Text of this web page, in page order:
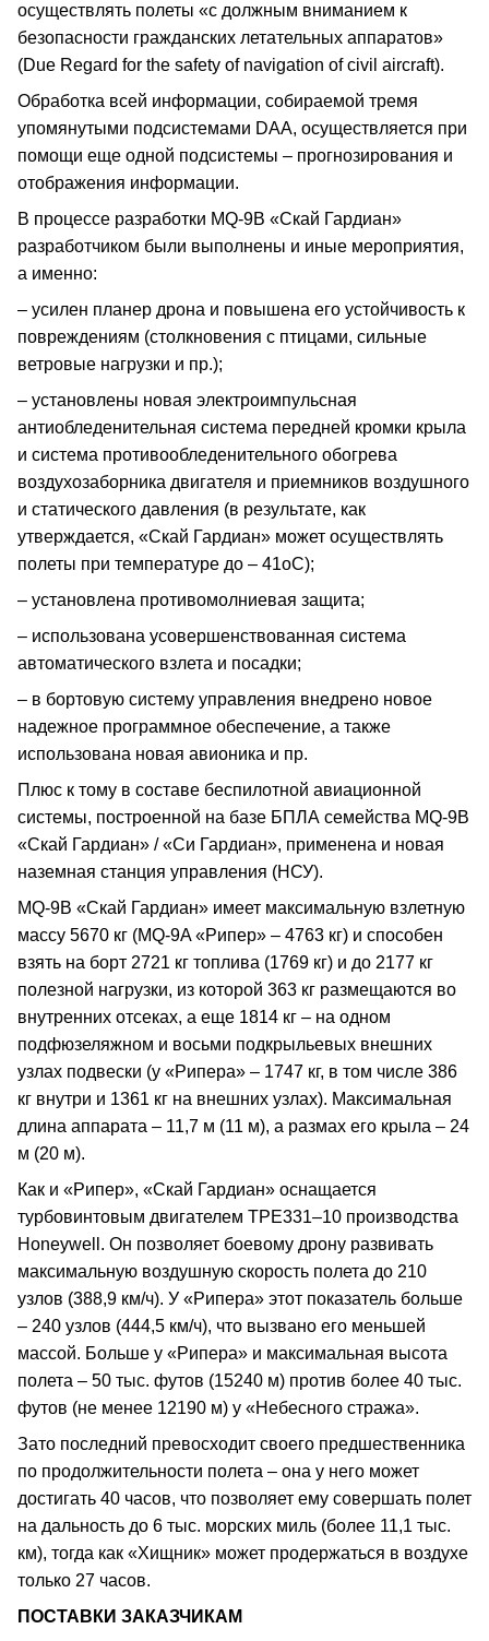
осуществлять полеты «с должным вниманием к
безопасности гражданских летательных аппаратов»
(Due Regard for the safety of navigation of civil aircraft).
Обработка всей информации, собираемой тремя
упомянутыми подсистемами DAA, осуществляется при
помощи еще одной подсистемы – прогнозирования и
отображения информации.
В процессе разработки MQ-9B «Скай Гардиан»
разработчиком были выполнены и иные мероприятия,
а именно:
– усилен планер дрона и повышена его устойчивость к
повреждениям (столкновения с птицами, сильные
ветровые нагрузки и пр.);
– установлены новая электроимпульсная
антиобледенительная система передней кромки крыла
и система противообледенительного обогрева
воздухозаборника двигателя и приемников воздушного
и статического давления (в результате, как
утверждается, «Скай Гардиан» может осуществлять
полеты при температуре до – 41оС);
– установлена противомолниевая защита;
– использована усовершенствованная система
автоматического взлета и посадки;
– в бортовую систему управления внедрено новое
надежное программное обеспечение, а также
использована новая авионика и пр.
Плюс к тому в составе беспилотной авиационной
системы, построенной на базе БПЛА семейства MQ-9B
«Скай Гардиан» / «Си Гардиан», применена и новая
наземная станция управления (НСУ).
MQ-9B «Скай Гардиан» имеет максимальную взлетную
массу 5670 кг (MQ-9A «Рипер» – 4763 кг) и способен
взять на борт 2721 кг топлива (1769 кг) и до 2177 кг
полезной нагрузки, из которой 363 кг размещаются во
внутренних отсеках, а еще 1814 кг – на одном
подфюзеляжном и восьми подкрыльевых внешних
узлах подвески (у «Рипера» – 1747 кг, в том числе 386
кг внутри и 1361 кг на внешних узлах). Максимальная
длина аппарата – 11,7 м (11 м), а размах его крыла – 24
м (20 м).
Как и «Рипер», «Скай Гардиан» оснащается
турбовинтовым двигателем TPE331–10 производства
Honeywell. Он позволяет боевому дрону развивать
максимальную воздушную скорость полета до 210
узлов (388,9 км/ч). У «Рипера» этот показатель больше
– 240 узлов (444,5 км/ч), что вызвано его меньшей
массой. Больше у «Рипера» и максимальная высота
полета – 50 тыс. футов (15240 м) против более 40 тыс.
футов (не менее 12190 м) у «Небесного стража».
Зато последний превосходит своего предшественника
по продолжительности полета – она у него может
достигать 40 часов, что позволяет ему совершать полет
на дальность до 6 тыс. морских миль (более 11,1 тыс.
км), тогда как «Хищник» может продержаться в воздухе
только 27 часов.
ПОСТАВКИ ЗАКАЗЧИКАМ